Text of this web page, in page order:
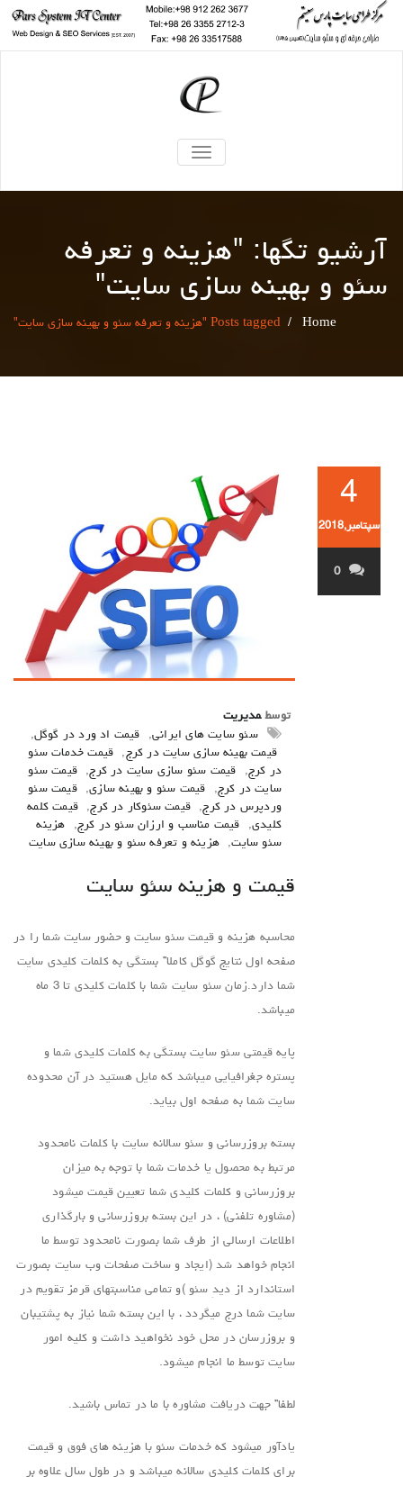
TOGGLE
NAVIGATION
آرشیو تگها: "هزینه و تعرفه
سئو و بهینه سازی سایت"
Home
/ Posts tagged "هزینه و تعرفه سئو و بهینه سازی سایت"
4
سپتامبر,2018
0
توسط مدیریت
سئو سایت های ایرانی, قیمت اد ورد در گوگل,
قیمت بهینه سازی سایت در کرج,
قیمت خدمات سئو
در کرج, قیمت سئو سازی سایت در کرج,
قیمت سئو
سایت در کرج, قیمت سئو و بهینه سازی,
قیمت سئو
وردپرس در کرج, قیمت سئوکار در کرج,
قیمت کلمه
کلیدی, قیمت مناسب و ارزان سئو در کرج,
هزینه
سئو سایت, هزینه و تعرفه سئو و بهینه سازی سایت
قیمت و هزینه سئو سایت
محاسبه هزینه و قیمت سئو سایت و حضور سایت شما را در
صفحه اول نتایج گوگل کاملا” بستگی به کلمات کلیدی سایت
شما دارد.زمان سئو سایت شما با کلمات کلیدی تا 3 ماه
میباشد.
پایه قیمتی سئو سایت بستگی به کلمات کلیدی شما و
پستره جغرافیایی میباشد که مایل هستید در آن محدوده
سایت شما به صفحه اول بیاید.
بسته بروزرسانی و سئو سالانه سایت با کلمات نامحدود
مرتبط به محصول یا خدمات شما با توجه به میزان
بروزرسانی و کلمات کلیدی شما تعیین قیمت میشود
(مشاوره تلفنی) ، در این بسته بروزرسانی و بارگذاری
اطلاعات ارسالی از طرف شما بصورت نامحدود توسط ما
انجام خواهد شد (ایجاد و ساخت صفحات وب سایت بصورت
استاندارد از دیدِ سئو )و تمامی مناسبتهای قرمز تقویم در
سایت شما درج میگردد ، با این بسته شما نیاز به پشتیبان
و بروزرسان در محل خود نخواهید داشت و کلیه امور
سایت توسط ما انجام میشود.
لطفا” جهت دریافت مشاوره با ما در تماس باشید.
یادآور میشود که خدمات سئو با هزینه های فوق و قیمت
برای کلمات کلیدی سالانه میباشد و در طول سال علاوه بر